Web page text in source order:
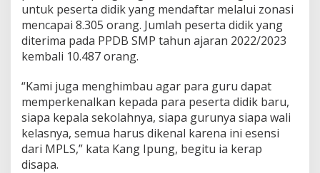
untuk peserta didik yang mendaftar melalui zonasi
mencapai 8.305 orang. Jumlah peserta didik yang
diterima pada PPDB SMP tahun ajaran 2022/2023
kembali 10.487 orang.
“Kami juga menghimbau agar para guru dapat
memperkenalkan kepada para peserta didik baru,
siapa kepala sekolahnya, siapa gurunya siapa wali
kelasnya, semua harus dikenal karena ini esensi
dari MPLS,” kata Kang Ipung, begitu ia kerap
disapa.